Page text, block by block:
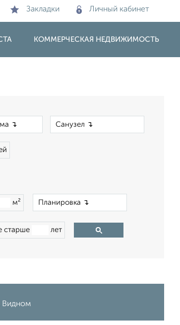
Закладки Личный кабинет
КОММЕРЧЕСКАЯ НЕДВИЖИМОСТЬ
м²
старше лет
Видном